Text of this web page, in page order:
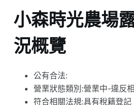
小森時光農場
況概覽
公有合法:
營業狀態類別:營業中-違反
符合相關法規:具有稅籍登記